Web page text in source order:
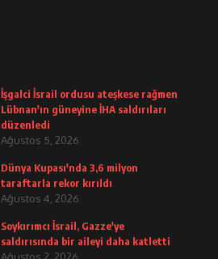
İşgalci İsrail ordusu ateşkese rağmen
Lübnan'ın güneyine İHA saldırıları
düzenledi
Ağustos 5, 2026
Dünya Kupası'nda 3,6 milyon
taraftarla rekor kırıldı
Ağustos 4, 2026
Soykırımcı İsrail, Gazze'ye
saldırısında bir aileyi daha katletti